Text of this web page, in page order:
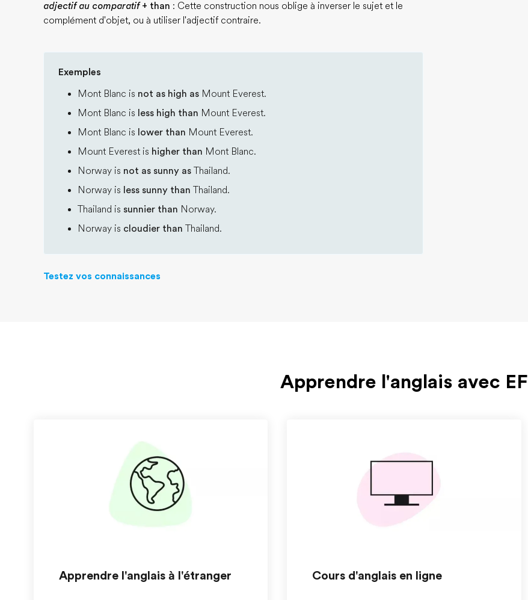
adjectif au comparatif+ than : Cette construction nous oblige à inverser le sujet et le
complément d'objet, ou à utiliser l'adjectif contraire.
Exemples
Mont Blanc is not as high as Mount Everest.
Mont Blanc is less high than Mount Everest.
Mont Blanc is lower than Mount Everest.
Mount Everest is higher than Mont Blanc.
Norway is not as sunny as Thailand.
Norway is less sunny than Thailand.
Thailand is sunnier than Norway.
Norway is cloudier than Thailand.
Testez vos connaissances
Apprendre l'anglais avec EF
Apprendre l'anglais à l'étranger Cours d'anglais en ligne